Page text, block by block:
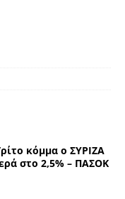
κόμμα ο ΣΥΡΙΖΑ
στο 2,5% – ΠΑΣΟΚ